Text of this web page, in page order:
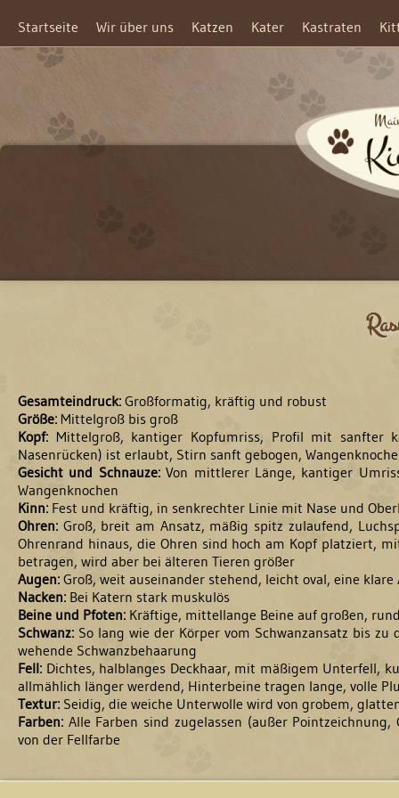
Startseite Wir über uns Katzen Kater Kastraten
Gesamteindruck: Großformatig, kräftig und robust
Größe: Mittelgroß bis groß
Kopf: Mittelgroß, kantiger Kopfumriss, Profil mit sanfter
Nasenrücken) ist erlaubt, Stirn sanft gebogen,
Gesicht und Schnauze:Von mittlerer Länge, kantiger
Wangenknochen
Kinn: Fest und kräftig, in senkrechter Linie mit Nase und
Ohren: Groß, breit am Ansatz, mäßig spitz zulaufend,
Ohrenrand hinaus, die Ohren sind hoch am Kopf platziert,
betragen, wird aber bei älteren Tieren größer
Augen: Groß, weit auseinander stehend, leicht oval, eine
Nacken: Bei Katern stark muskulös
Beine und Pfoten: Kräftige, mittellange Beine auf großen,
Schwanz: So lang wie der Körper vom Schwanzansatz bis
wehende Schwanzbehaarung
Fell: Dichtes, halblanges Deckhaar, mit mäßigem Unterfell,
allmählich länger werdend, Hinterbeine tragen lange, volle
Textur: Seidig, die weiche Unterwolle wird von grobem,
Farben: Alle Farben sind zugelassen (außer
von der Fellfarbe